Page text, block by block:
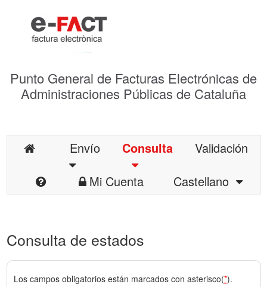
Punto General de Facturas Electrónicas de
Administraciones Públicas de Cataluña
Envío Consulta
Validación
Mi Cuenta
Castellano
Consulta de estados
Los campos obligatorios están marcados con asterisco(*).